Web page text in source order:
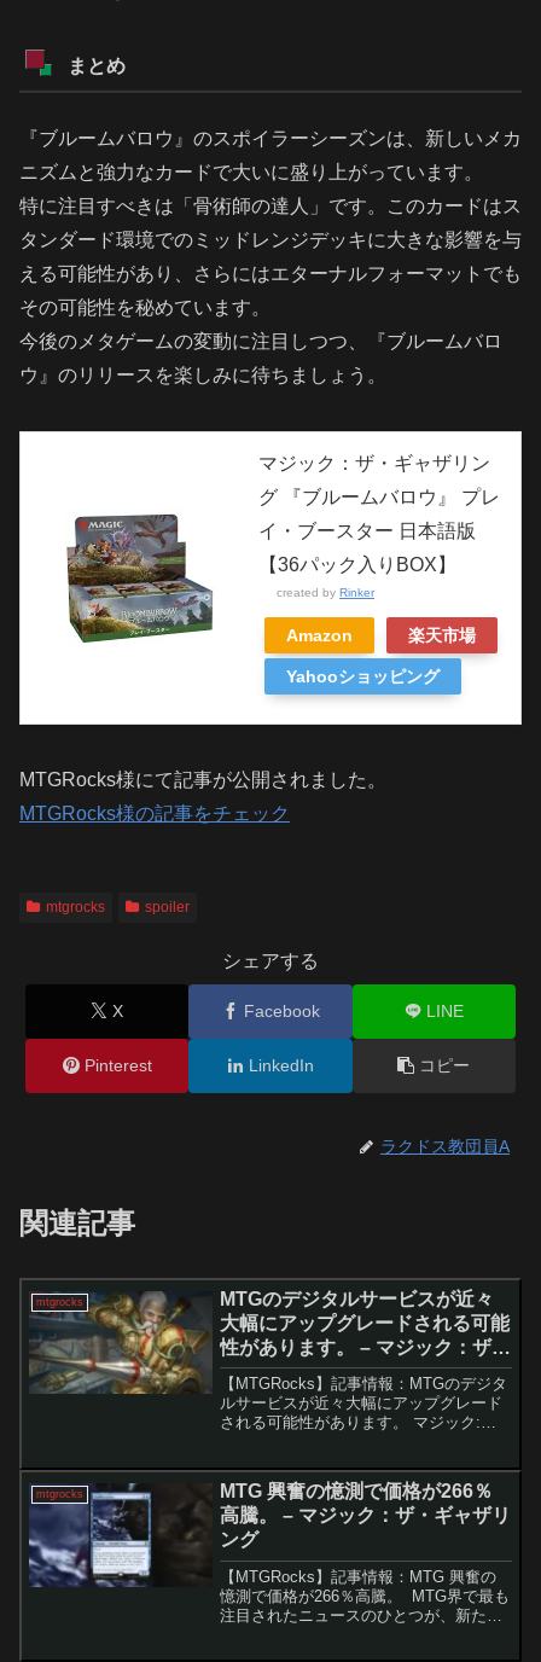
まとめ
『ブルームバロウ』のスポイラーシーズンは、新しいメカ
ニズムと強力なカードで大いに盛り上がっています。
特に注目すべきは「骨術師の達人」です。このカードはス
タンダード環境でのミッドレンジデッキに大きな影響を与
える可能性があり、さらにはエターナルフォーマットでも
その可能性を秘めています。
今後のメタゲームの変動に注目しつつ、『ブルームバロ
ウ』のリリースを楽しみに待ちましょう。
マジック：ザ・ギャザリン
グ 『ブルームバロウ』 プレ
イ・ブースター 日本語版
【36パック入りBOX】
created by Rinker
Amazon 楽天市場
Yahooショッピング
MTGRocks様にて記事が公開されました。
MTGRocks様の記事をチェック
mtgrocks spoiler
シェアする
X Facebook LINE
Pinterest LinkedIn コピー
ラクドス教団員A
関連記事
mtgrocks
MTGのデジタルサービスが近々
大幅にアップグレードされる可能
性があります。 – マジック：ザ・
ギャザリング
【MTGRocks】記事情報：MTGのデジタ
ルサービスが近々大幅にアップグレード
される可能性があります。 マジック:
ジタルへの進出が著しく進んでいます。
MTG Are...
mtgrocks
MTG 興奮の憶測で価格が266％
高騰。 – マジック：ザ・ギャザリ
ング
【MTGRocks】記事情報：MTG 興奮の
憶測で価格が266％高騰。 MTG界で最も
注目されたニュースのひとつが、新たに